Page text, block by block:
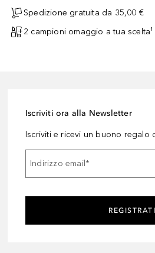
Spedizione gratuita da 35,00 €
2 campioni omaggio a tua scelta¹
Iscriviti ora alla Newsletter
Iscriviti e ricevi un buono regalo
Indirizzo email*
REGISTRATI